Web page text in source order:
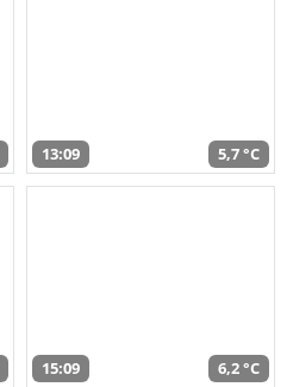
13:09 5,7 °C
15:09 6,2 °C